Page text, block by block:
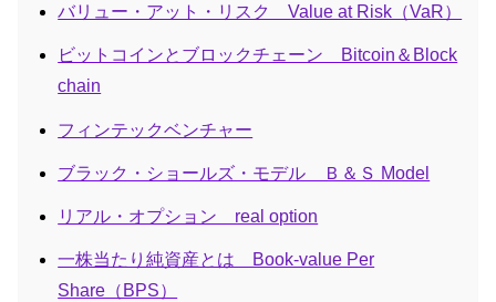
バリュー・アット・リスク Value at Risk（VaR）
ビットコインとブロックチェーン Bitcoin＆Block
chain
フィンテックベンチャー
ブラック・ショールズ・モデル Ｂ＆Ｓ Model
リアル・オプション real option
一株当たり純資産とは Book-value Per
Share（BPS）